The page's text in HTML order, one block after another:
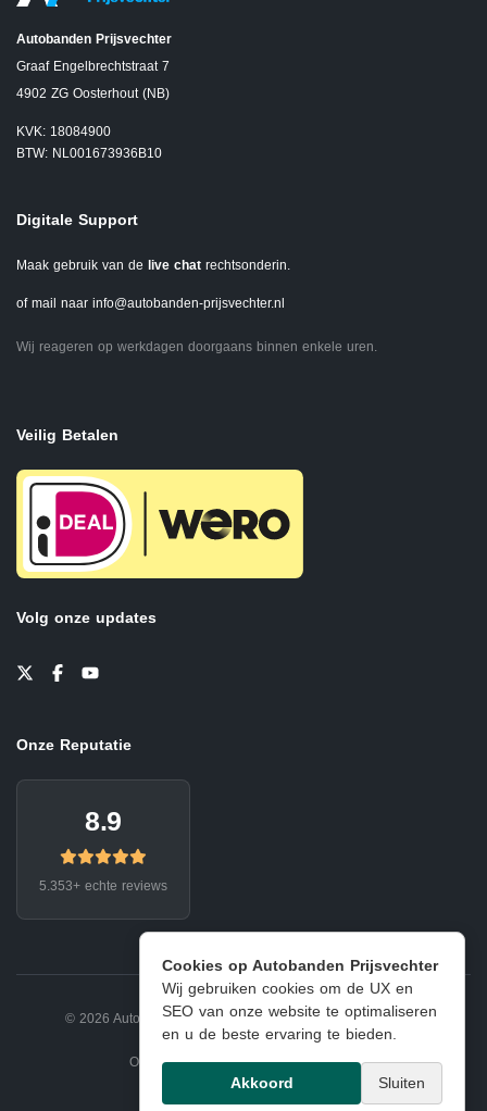
Cookies op Autobanden Prijsvechter
Wij gebruiken cookies om de UX en
SEO van onze website te optimaliseren
en u de beste ervaring te bieden.
Akkoord Sluiten
Autobanden Prijsvechter
Graaf Engelbrechtstraat 7
4902 ZG Oosterhout (NB)
KVK: 18084900
BTW: NL001673936B10
Digitale Support
Maak gebruik van de live chat rechtsonderin.
of mail naar info@autobanden-prijsvechter.nl
Wij reageren op werkdagen doorgaans binnen enkele uren.
Veilig Betalen
Volg onze updates
Onze Reputatie
8.9
5.353+ echte reviews
© 2026 Autobanden Prijsvechter. Privacy | Voorwaarden
Onderdeel van EJ Banden Oosterhout